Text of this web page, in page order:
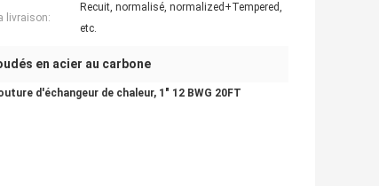
livraison:
Recuit, normalisé, normalized+Tempered,
etc.
en acier au carbone
d'échangeur de chaleur, 1" 12 BWG 20FT